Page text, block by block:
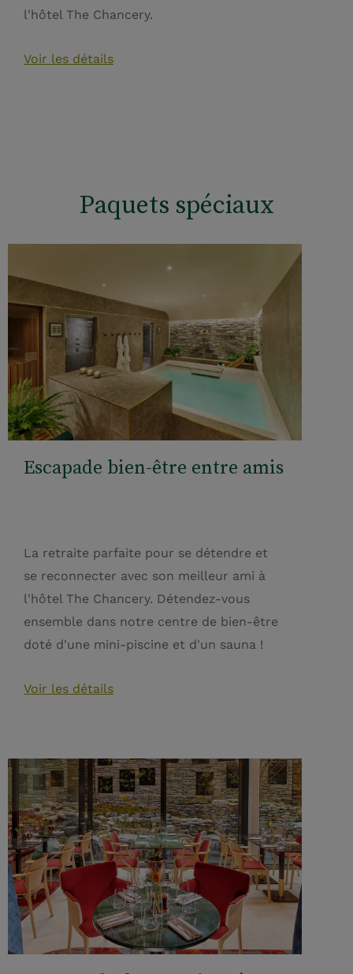
l'hôtel The Chancery.
Voir les détails
Paquets spéciaux
Escapade bien-être entre amis
La retraite parfaite pour se détendre et
se reconnecter avec son meilleur ami à
l'hôtel The Chancery. Détendez-vous
ensemble dans notre centre de bien-être
doté d'une mini-piscine et d'un sauna !
Voir les détails